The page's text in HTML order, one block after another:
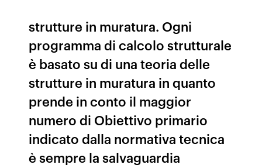
strutture in muratura. Ogni
programma di calcolo strutturale
è basato su di una teoria delle
strutture in muratura in quanto
prende in conto il maggior
numero di Obiettivo primario
indicato dalla normativa tecnica
è sempre la salvaguardia